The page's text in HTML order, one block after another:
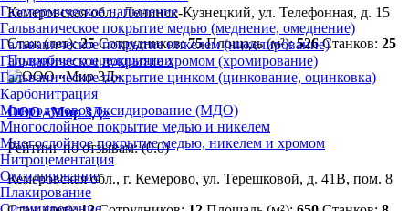
Газотермическое напыление
Гальваническое покрытие медью (меднение, омеднение)
Гальваническое покрытие никелем (никелирование)
Гальваническое покрытие хромом (хромирование)
Гальваническое покрытие цинком (цинкование, оцинковка)
Карбонитрация
Микродуговое оксидирование (МДО)
Многослойное покрытие медью и никелем
Многослойное покрытие медью, никелем и хромом
Нитроцементация
Оксидирование
Плакирование
Кемеровская обл., Ленинск-Кузнецкий, ул. Телефонная, д. 15
Стаж (лет):25 Сотрудников:75 Площадь (м²):526 Станков: 25
Подробнее о предприятии
ООО «Мир 3Д»
Рейтинг по отзывам:(0.0)
Кемеровская обл., г. Кемерово, ул. Терешковой, д. 41В, пом. 8